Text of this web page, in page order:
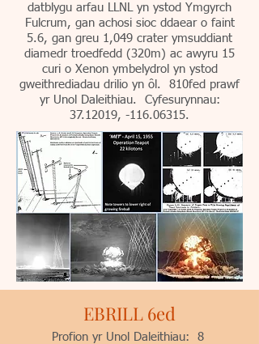
datblygu arfau LLNL yn ystod Ymgyrch
Fulcrum, gan achosi sioc ddaear o faint
5.6, gan greu 1,049 crater ymsuddiant
diamedr troedfedd (320m) ac awyru 15
curi o Xenon ymbelydrol yn ystod
gweithrediadau drilio yn ôl. 810fed prawf
yr Unol Daleithiau. Cyfesurynnau:
37.12019, -116.06315.
EBRILL 6ed
Profion yr Unol Daleithiau: 8